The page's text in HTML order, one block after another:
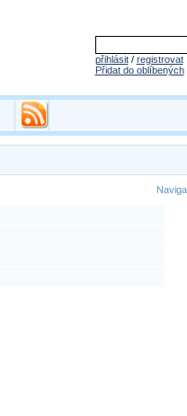
přihlásit/ registrovat
Přidat do oblíbených